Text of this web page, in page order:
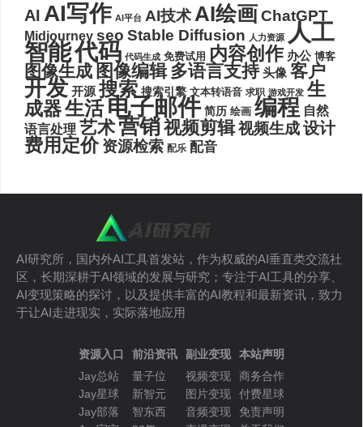
AI AI写作 AI平台 AI技术AI绘画ChatGPT
Midjourney seo Stable Diffusion 人力资源 人工
智能代码 代码生成 免费试用 内容创作 办公 博客
图像生成 图像编辑 多语言支持 头像 客户
开发 开源 搜索 搜索引擎 文本转语音 求职 游戏开发 生
成器生活电子邮件 简历 绘画 编程 自然
语言处理 艺术营销视频剪辑视频生成设计
费用定价 资源检索 配乐 配音
AI研究所，国内外AI工具首发站，作为权威的AI垂直类交流社
区，长期深耕于AI领域的发展与研究；专注于AI工具的分享、
AI变现策略的探讨，以及提供丰富的AI教程和最新资讯，致力
于让AI走进现实，实际落地应用
资源入口
Jay总站
Jay星球
Jay部落
前沿资讯
量子位
新智元
智东西
副业变现
视频变现
图片变现
音频变现
本站声明
商务合作
付费星球
免责声明